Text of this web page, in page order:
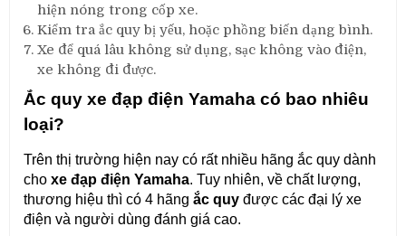
hiện nóng trong cốp xe.
Kiểm tra ắc quy bị yếu, hoặc phồng biến dạng bình.
Xe để quá lâu không sử dụng, sạc không vào điện,
xe không đi được.
Ắc quy xe đạp điện Yamaha có bao nhiêu
loại?
Trên thị trường hiện nay có rất nhiều hãng ắc quy dành
choxe đạp điện Yamaha. Tuy nhiên, về chất lượng,
thương hiệu thì có 4 hãngắc quy được các đại lý xe
điện và người dùng đánh giá cao.